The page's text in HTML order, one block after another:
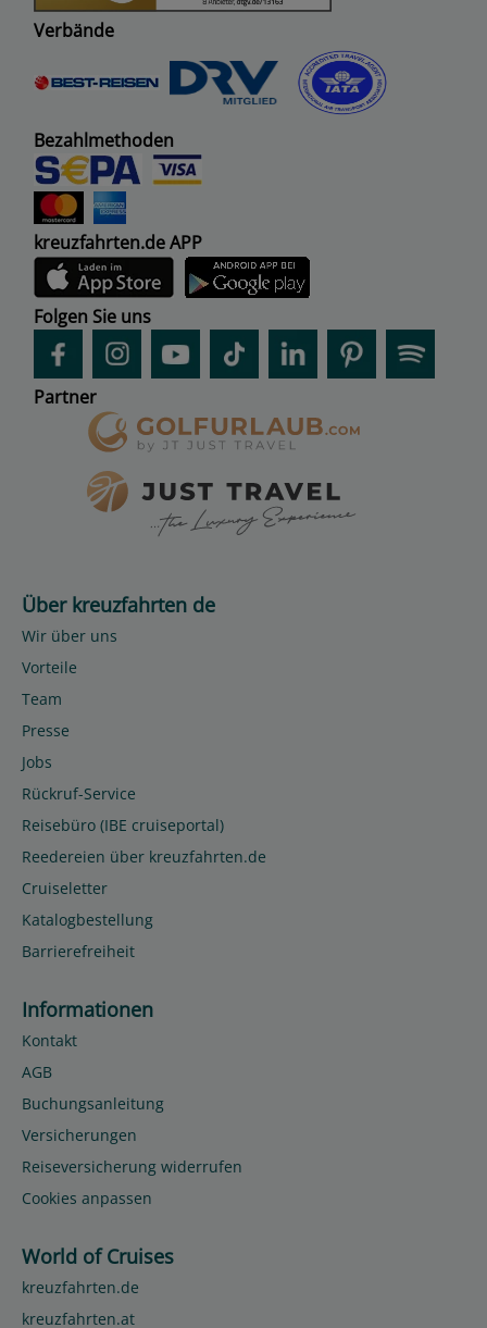
Verbände
Bezahlmethoden
kreuzfahrten.de APP
Folgen Sie uns
Partner
Über kreuzfahrten de
Wir über uns
Vorteile
Team
Presse
Jobs
Rückruf-Service
Reisebüro (IBE cruiseportal)
Reedereien über kreuzfahrten.de
Cruiseletter
Katalogbestellung
Barrierefreiheit
Informationen
Kontakt
AGB
Buchungsanleitung
Versicherungen
Reiseversicherung widerrufen
Cookies anpassen
World of Cruises
kreuzfahrten.de
kreuzfahrten.at